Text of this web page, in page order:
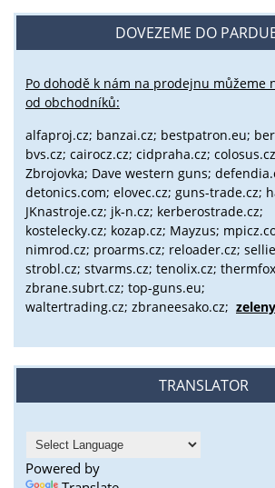
DOVEZEME DO
Po dohodě k nám na prodejnu můžeme
od obchodníků:
alfaproj.cz; banzai.cz; bestpatron.eu;
bvs.cz; cairocz.cz; cidpraha.cz;
Zbrojovka; Dave western guns;
detonics.com; elovec.cz; guns-trade.cz;
JKnastroje.cz; jk-n.cz; kerberostrade.cz;
kostelecky.cz; kozap.cz; Mayzus;
nimrod.cz; proarms.cz; reloader.cz;
strobl.cz; stvarms.cz; tenolix.cz;
zbrane.subrt.cz; top-guns.eu;
waltertrading.cz; zbraneesako.cz;
TRANSLATOR
Powered by